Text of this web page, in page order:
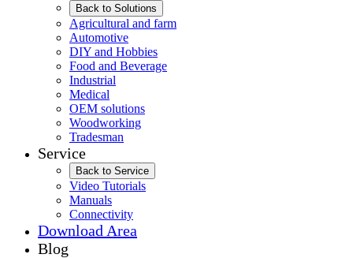
Back to Solutions
Agricultural and farm
Automotive
DIY and Hobbies
Food and Beverage
Industrial
Medical
OEM solutions
Woodworking
Tradesman
Service
Back to Service
Video Tutorials
Manuals
Connectivity
Download Area
Blog